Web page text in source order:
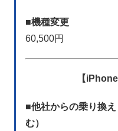
■機種変更
60,500円
【
■他社からの乗り換
む）